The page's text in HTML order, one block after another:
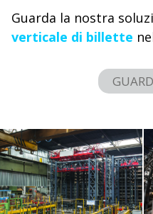
Guarda la nostra
verticale di billette